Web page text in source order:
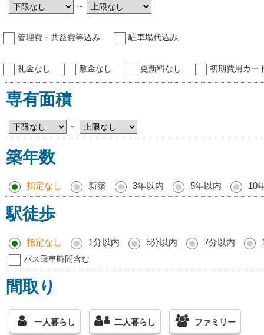
～
管理費・共益費等込み 駐車場代込み
礼金なし 敷金なし 更新料なし 初期費用カー
専有面積
～
築年数
指定なし 新築 3年以内 5年以内 10
駅徒歩
指定なし 1分以内 5分以内 7分以内
バス乗車時間含む
間取り
一人暮らし 二人暮らし ファミリー